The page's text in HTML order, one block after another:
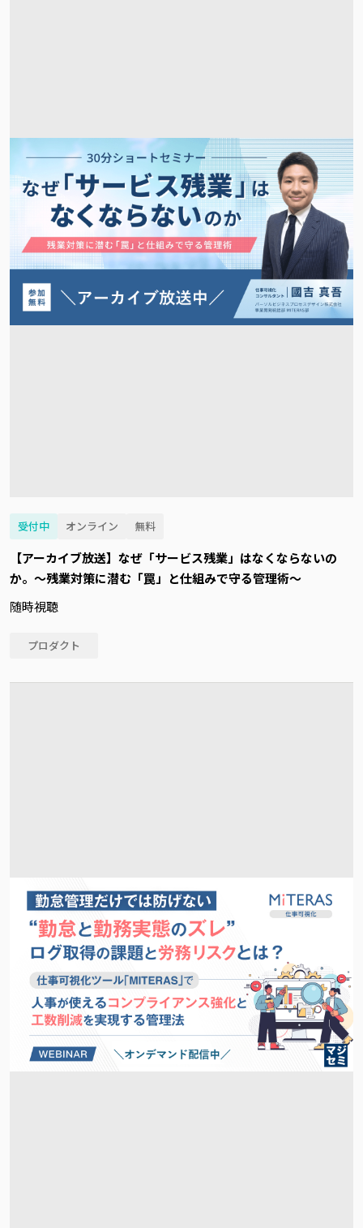
受付中 オンライン 無料
【アーカイブ放送】なぜ「サービス残業」はなくならないの
か。～残業対策に潜む「罠」と仕組みで守る管理術～
随時視聴
プロダクト